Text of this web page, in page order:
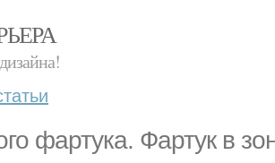
фартука. Фартук в